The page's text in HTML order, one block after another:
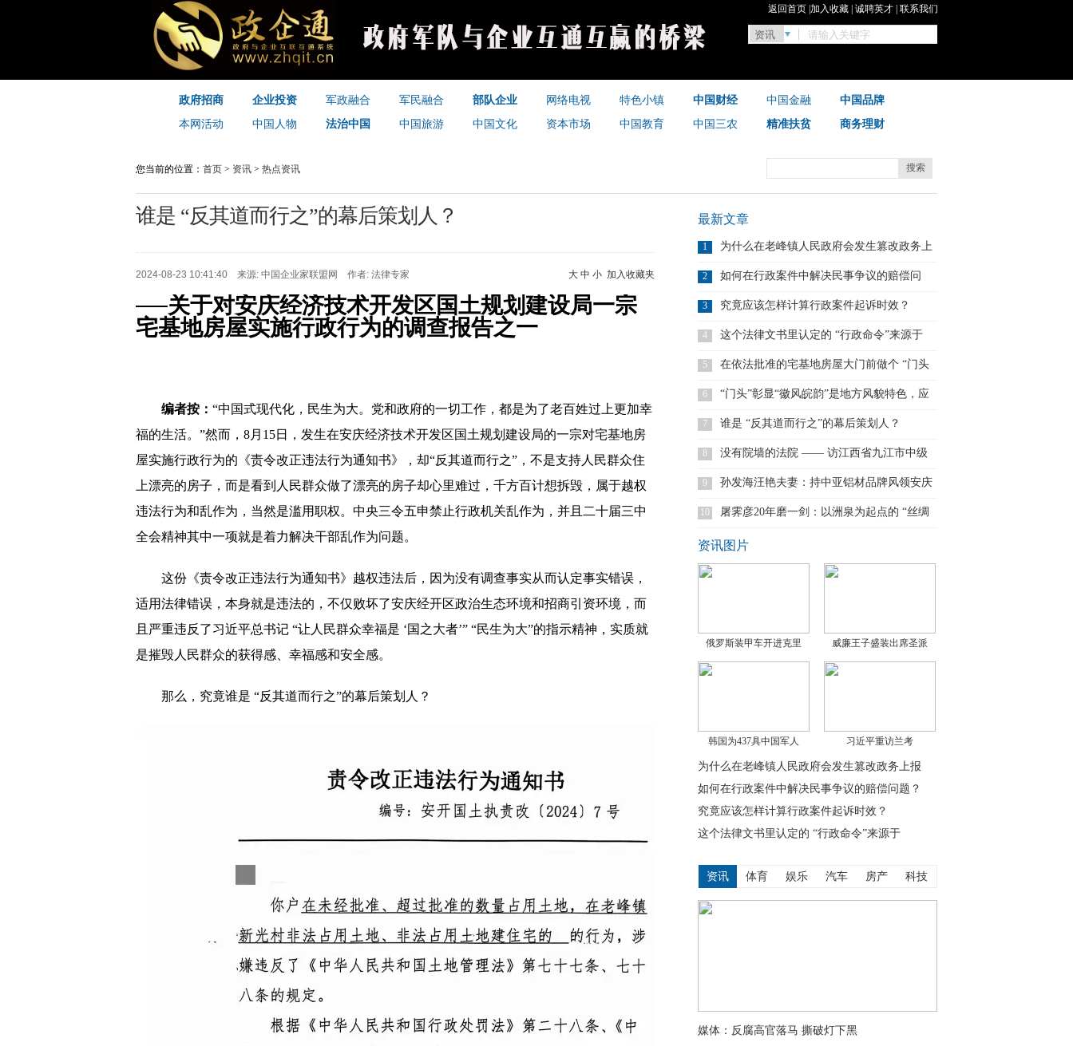
返回首页| 加入收藏| 诚聘英才| 联系我们
政府招商 企业投资 军政融合 军民融合 部队企业 网络电视 特色小镇 中国财经 中国金融
中国品牌
本网活动
中国人物 法治中国 中国旅游 中国文化 资本市场 中国教育 中国三农 精准扶贫 商务理财
您当前的位置： 首页 > 资讯 > 热点资讯 搜索
谁是 “反其道而行之”的幕后策划人？
2024-08-23 10:41:40 来源: 中国企业家联盟网 作者: 法律专家 大 中 小 加入收藏夹
──关于对安庆经济技术开发区国土规划建设局一宗
宅基地房屋实施行政行为的调查报告之一
编者按： “中国式现代化，民生为大。党和政府的一切工作，都是为了老百姓过上更加幸
福的生活。”然而，8月15日，发生在安庆经济技术开发区国土规划建设局的一宗对宅基地房
屋实施行政行为的《责令改正违法行为通知书》，却“反其道而行之”，不是支持人民群众住
上漂亮的房子，而是看到人民群众做了漂亮的房子却心里难过，千方百计想拆毁，属于越权
违法行为和乱作为，当然是滥用职权。中央三令五申禁止行政机关乱作为，并且二十届三中
全会精神其中一项就是着力解决干部乱作为问题。
这份《责令改正违法行为通知书》越权违法后，因为没有调查事实从而认定事实错误，
适用法律错误，本身就是违法的，不仅败坏了安庆经开区政治生态环境和招商引资环境，而
且严重违反了习近平总书记 “让人民群众幸福是 ‘国之大者’” “民生为大”的指示精神，实质就
是摧毁人民群众的获得感、幸福感和安全感。
那么，究竟谁是 “反其道而行之”的幕后策划人？
最新文章
1
为什么在老峰镇人民政府会发生篡改政务上
2
如何在行政案件中解决民事争议的赔偿问
题？
3 究竟应该怎样计算行政案件起诉时效？
4 这个法律文书里认定的 “行政命令”来源于
5 在依法批准的宅基地房屋大门前做个 “门头
6 “门头”彰显“徽风皖韵”是地方风貌特色，应
7 谁是 “反其道而行之”的幕后策划人？
8 没有院墙的法院 —— 访江西省九江市中级
9 孙发海汪艳夫妻：持中亚铝材品牌风领安庆
10
屠霁彦20年磨一剑：以洲泉为起点的 “丝绸
资讯图片
俄罗斯装甲车开进克里 威廉王子盛装出席圣派
韩国为437具中国军人 习近平重访兰考
为什么在老峰镇人民政府会发生篡改政务上报
如何在行政案件中解决民事争议的赔偿问题？
究竟应该怎样计算行政案件起诉时效？
这个法律文书里认定的 “行政命令”来源于
资讯 体育 娱乐 汽车 房产 科技
媒体：反腐高官落马 撕破灯下黑